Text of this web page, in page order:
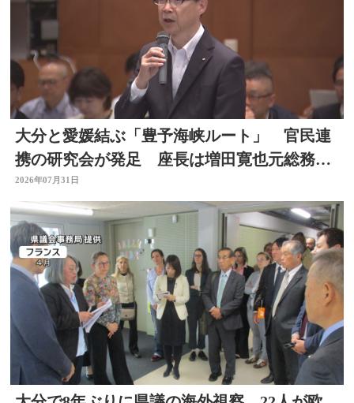
大分と愛媛結ぶ「豊予海峡ルート」 官民連
携の研究会が発足 座長は増田寛也元総務大
臣 大分
2026年07月31日